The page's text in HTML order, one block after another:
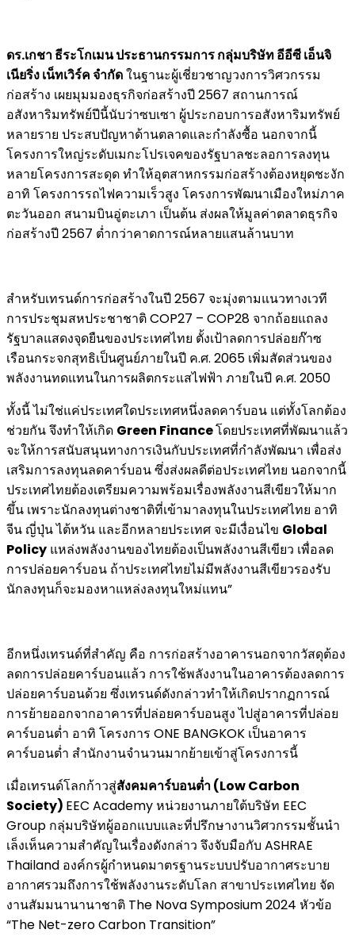
ดร.เกชา ธีระโกเมน ประธานกรรมการ กลุ่มบริษัท อีอีซี เอ็นจิ
เนียริ่ง เน็ทเวิร์ค จำกัดในฐานะผู้เชี่ยวชาญวงการวิศวกรรม
ก่อสร้าง เผยมุมมองธุรกิจก่อสร้างปี 2567 สถานการณ์
อสังหาริมทรัพย์ปีนี้นับว่าซบเซา ผู้ประกอบการอสังหาริมทรัพย์
หลายราย ประสบปัญหาด้านตลาดและกำลังซื้อ นอกจากนี้
โครงการใหญ่ระดับเมกะโปรเจคของรัฐบาลชะลอการลงทุน
หลายโครงการสะดุด ทำให้อุตสาหกรรมก่อสร้างต้องหยุดชะงัก
อาทิ โครงการรถไฟความเร็วสูง โครงการพัฒนาเมืองใหม่ภาค
ตะวันออก สนามบินอู่ตะเภา เป็นต้น ส่งผลให้มูลค่าตลาดธุรกิจ
ก่อสร้างปี 2567 ต่ำกว่าคาดการณ์หลายแสนล้านบาท
สำหรับเทรนด์การก่อสร้างในปี 2567 จะมุ่งตามแนวทางเวที
การประชุมสหประชาชาติ COP27 – COP28 จากถ้อยแถลง
รัฐบาลแสดงจุดยืนของประเทศไทย ตั้งเป้าลดการปล่อยก๊าซ
เรือนกระจกสุทธิเป็นศูนย์ภายในปี ค.ศ. 2065 เพิ่มสัดส่วนของ
พลังงานทดแทนในการผลิตกระแสไฟฟ้า ภายในปี ค.ศ. 2050
ทั้งนี้ ไม่ใช่แค่ประเทศใดประเทศหนึ่งลดคาร์บอน แต่ทั้งโลกต้อง
ช่วยกัน จึงทำให้เกิด Green Financeโดยประเทศที่พัฒนาแล้ว
จะให้การสนับสนุนทางการเงินกับประเทศที่กำลังพัฒนา เพื่อส่ง
เสริมการลงทุนลดคาร์บอน ซึ่งส่งผลดีต่อประเทศไทย นอกจากนี้
ประเทศไทยต้องเตรียมความพร้อมเรื่องพลังงานสีเขียวให้มาก
ขึ้น เพราะนักลงทุนต่างชาติที่เข้ามาลงทุนในประเทศไทย อาทิ
จีน ญี่ปุ่น ไต้หวัน และอีกหลายประเทศ จะมีเงื่อนไข Global
Policy แหล่งพลังงานของไทยต้องเป็นพลังงานสีเขียว เพื่อลด
การปล่อยคาร์บอน ถ้าประเทศไทยไม่มีพลังงานสีเขียวรองรับ
นักลงทุนก็จะมองหาแหล่งลงทุนใหม่แทน”
อีกหนึ่งเทรนด์ที่สำคัญ คือ การก่อสร้างอาคารนอกจากวัสดุต้อง
ลดการปล่อยคาร์บอนแล้ว การใช้พลังงานในอาคารต้องลดการ
ปล่อยคาร์บอนด้วย ซึ่งเทรนด์ดังกล่าวทำให้เกิดปรากฏการณ์
การย้ายออกจากอาคารที่ปล่อยคาร์บอนสูง ไปสู่อาคารที่ปล่อย
คาร์บอนต่ำ อาทิ โครงการ ONE BANGKOK เป็นอาคาร
คาร์บอนต่ำ สำนักงานจำนวนมากย้ายเข้าสู่โครงการนี้
เมื่อเทรนด์โลกก้าวสู่สังคมคาร์บอนต่ำ (Low Carbon
Society) EEC Academy หน่วยงานภายใต้บริษัท EEC
Group กลุ่มบริษัทผู้ออกแบบและที่ปรึกษางานวิศวกรรมชั้นนำ
เล็งเห็นความสำคัญในเรื่องดังกล่าว จึงจับมือกับ ASHRAE
Thailand องค์กรผู้กำหนดมาตรฐานระบบปรับอากาศระบาย
อากาศรวมถึงการใช้พลังงานระดับโลก สาขาประเทศไทย จัด
งานสัมมนานานาชาติ The Nova Symposium 2024 หัวข้อ
“The Net-zero Carbon Transition”